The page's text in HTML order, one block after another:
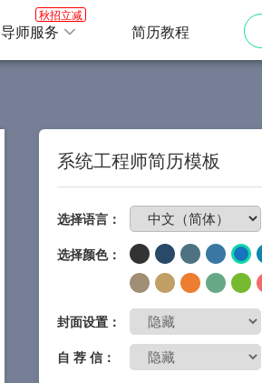
导师服务
秋招立减
简历教程
系统工程师简历模板
选择语言：
选择颜色：
封面设置：
自 荐 信：